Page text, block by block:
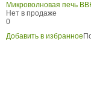
Микроволновая печь
Нет в продаже
0
Добавить в избранное